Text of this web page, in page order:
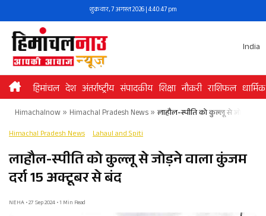
to
content
शुक्रवार, 7 अगस्त 2026 | 4:40:47 pm
India
हिमांचल देश अंतर्राष्ट्रीय संपादकीय शिक्षा नौकरी राशिफल धार्मिक
Himachalnow» Himachal Pradesh News» लाहौल-स्पीति को कुल्लू से जोड़ने
Himachal Pradesh News Lahaul and Spiti
लाहौल-स्पीति को कुल्लू से जोड़ने वाला कुंजम
दर्रा 15 अक्टूबर से बंद
NEHA • 27 Sep 2024 • 1 Min Read